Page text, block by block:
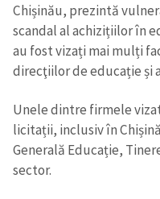
Chișinău, prezintă
scandal al achizițiilor în
au fost vizați mai mulți
direcţiilor de educație și
Unele dintre firmele
licitații, inclusiv în
Generală Educație,
sector.